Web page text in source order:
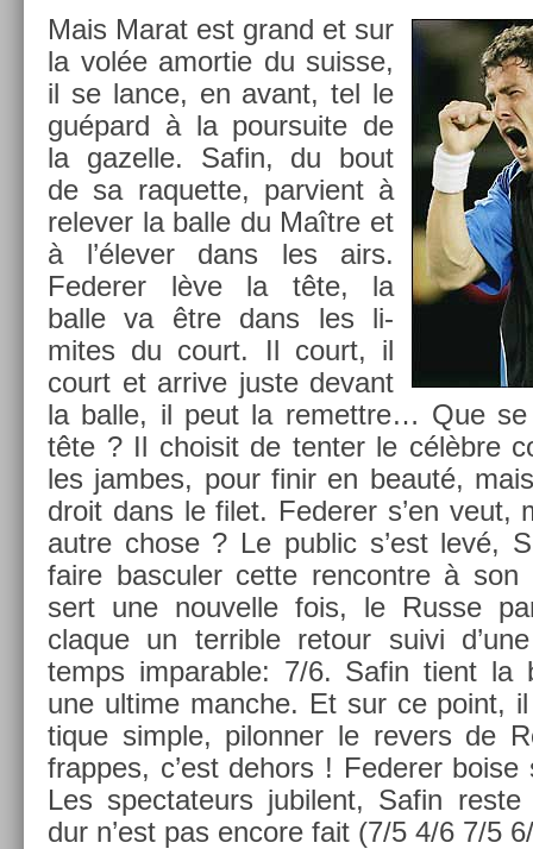
Mais Marat est grand et sur
la volée amor­tie du suis­se,
il se lance, en avant, tel le
guépard à la pour­suite de
la gazel­le. Safin, du bout
de sa raquet­te, par­vient à
re­lev­er la balle du Maître et
à l’élever dans les airs.
Feder­er lève la tête, la
balle va être dans les li­
mites du court. Il court, il
court et ar­rive juste de­vant
la balle, il peut la re­mettre… Que se
tête ? Il choisit de tent­er le célèbre
les jam­bes, pour finir en beauté,
droit dans le filet. Feder­er s’en veut,
autre chose ? Le pub­lic s’est levé,
faire bas­cul­er cette re­ncontre à son
sert une nouvel­le fois, le Russe
claque un ter­rible re­tour suivi
temps im­par­able: 7/6. Safin tient la
une ul­time man­che. Et sur ce point,
tique sim­ple, pilonn­er le re­v­ers de
frap­pes, c’est de­hors ! Feder­er
Les spec­tateurs jubilent, Safin
dur n’est pas en­core fait (7/5 4/6 7/5